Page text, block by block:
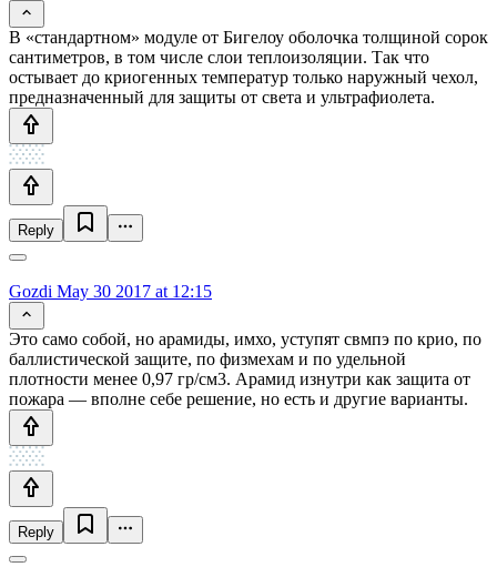
В «стандартном» модуле от Бигелоу оболочка толщиной сорок
сантиметров, в том числе слои теплоизоляции. Так что
остывает до криогенных температур только наружный чехол,
предназначенный для защиты от света и ультрафиолета.
Reply
Gozdi May 30 2017 at 12:15
Это само собой, но арамиды, имхо, уступят свмпэ по крио, по
баллистической защите, по физмехам и по удельной
плотности менее 0,97 гр/см3. Арамид изнутри как защита от
пожара — вполне себе решение, но есть и другие варианты.
Reply